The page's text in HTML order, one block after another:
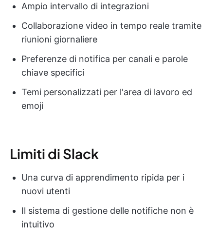
Ampio intervallo di integrazioni
Collaborazione video in tempo reale tramite
riunioni giornaliere
Preferenze di notifica per canali e parole
chiave specifici
Temi personalizzati per l'area di lavoro ed
emoji
Limiti di Slack
Una curva di apprendimento ripida per i
nuovi utenti
Il sistema di gestione delle notifiche non è
intuitivo